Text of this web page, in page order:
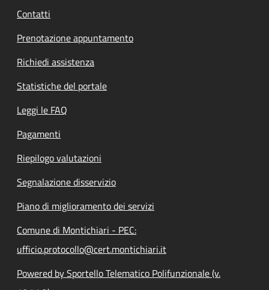
Contatti
Prenotazione appuntamento
Richiedi assistenza
Statistiche del portale
Leggi le FAQ
Pagamenti
Riepilogo valutazioni
Segnalazione disservizio
Piano di miglioramento dei servizi
Comune di Montichiari - PEC:
ufficio.protocollo@cert.montichiari.it
Powered by Sportello Telematico Polifunzionale (v.